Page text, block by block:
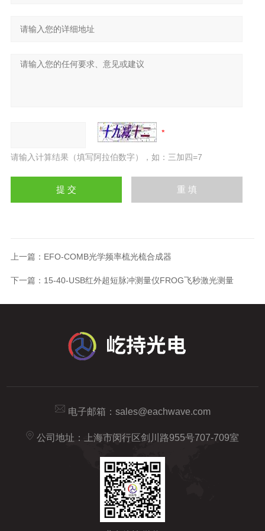
请输入计算结果（填写阿拉伯数字），如：三加四=7
上一篇： EFO-COMB光学频率梳光梳合成器
下一篇： 15-40-USB红外超短脉冲测量仪FROG飞秒激光测量
电子邮箱： sales@eachwave.com
公司地址：上海市闵行区剑川路955号707-709室